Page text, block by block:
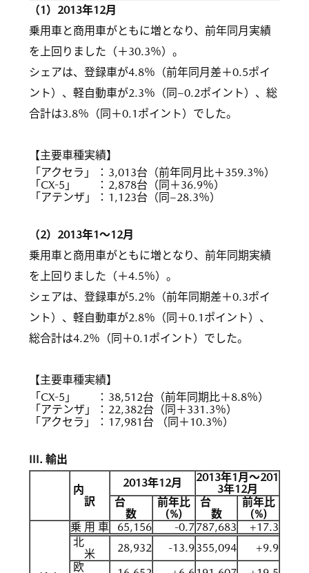
（1）2013年12月
乗用車と商用車がともに増となり、前年同月実績
を上回りました（＋30.3％）。
シェアは、登録車が4.8％（前年同月差＋0.5ポイ
ント）、軽自動車が2.3％（同−0.2ポイント）、総
合計は3.8％（同＋0.1ポイント）でした。
【主要車種実績】
「アクセラ」
： 3,013台（前年同月比＋359.3％）
「CX-5」
： 2,878台（同＋36.9％）
「アテンザ」
： 1,123台（同−28.3％）
（2）2013年1〜12月
乗用車と商用車がともに増となり、前年同期実績
を上回りました（＋4.5％）。
シェアは、登録車が5.2％（前年同期差＋0.3ポイ
ント）、軽自動車が2.8％（同＋0.1ポイント）、
総合計は4.2％（同＋0.1ポイント）でした。
【主要車種実績】
「CX-5」
： 38,512台（前年同期比＋8.8％）
「アテンザ」
： 22,382台（同＋331.3％）
「アクセラ」
： 17,981台 （同＋10.3％）
III. 輸出
内
訳
2013年12月
2013年1月〜201
3年12月
台
数
前年比
(%)
台
数
前年比
(%)
乗 用 車 65,156 -0.7787,683
+17.3
北
米
28,932 -13.9355,094
+9.9
欧